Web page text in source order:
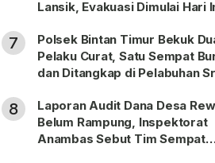
Lansik, Evakuasi Dimulai Hari
7
Polsek Bintan Timur Bekuk
Pelaku Curat, Satu Sempat
dan Ditangkap di Pelabuhan
8
Laporan Audit Dana Desa
Belum Rampung, Inspektorat
Anambas Sebut Tim Sempat